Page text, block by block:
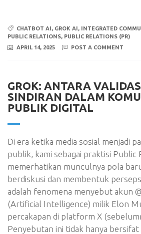
CHATBOT AI, GROK AI, INTEGRATED
PUBLIC RELATIONS, PUBLIC RELATIONS (PR)
APRIL 14, 2025
POST A COMMENT
GROK: ANTARA
SINDIRAN DALAM
PUBLIK DIGITAL
Di era ketika media sosial menjadi
publik, kami sebagai praktisi Public
memerhatikan munculnya pola
berdiskusi dan membentuk
adalah fenomena menyebut akun
(Artificial Intelligence) milik Elon
percakapan di platform X
Penyebutan ini tidak hanya